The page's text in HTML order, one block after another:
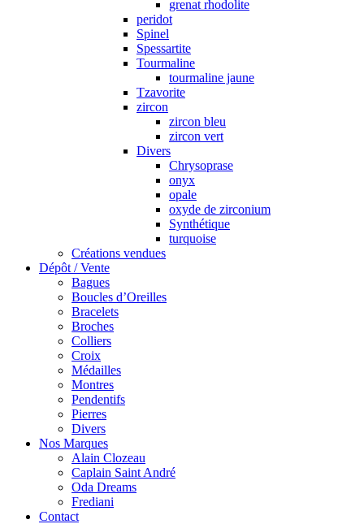
grenat rhodolite
peridot
Spinel
Spessartite
Tourmaline
tourmaline jaune
Tzavorite
zircon
zircon bleu
zircon vert
Divers
Chrysoprase
onyx
opale
oxyde de zirconium
Synthétique
turquoise
Créations vendues
Dépôt / Vente
Bagues
Boucles d’Oreilles
Bracelets
Broches
Colliers
Croix
Médailles
Montres
Pendentifs
Pierres
Divers
Nos Marques
Alain Clozeau
Caplain Saint André
Oda Dreams
Frediani
Contact